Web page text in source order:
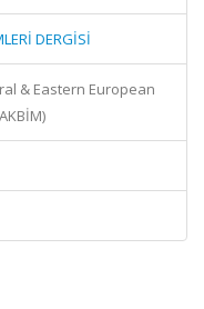
DERGİSİ
& Eastern European